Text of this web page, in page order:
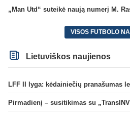
„Man Utd“ suteikė naują numerį M.
VISOS FUTBOLO
Lietuviškos naujienos
LFF II lyga: kėdainiečių pranašumas
Pirmadienį – susitikimas su